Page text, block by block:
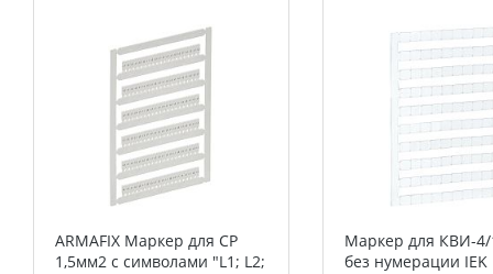
ARMAFIX Маркер для CP
1,5мм2 с символами "L1; L2;
Маркер для КВИ-
без нумерации IEK